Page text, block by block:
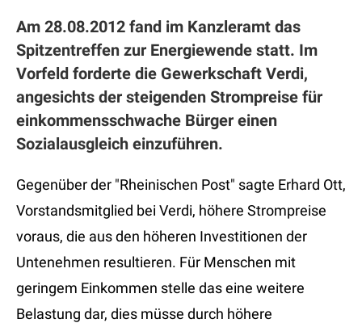
Am 28.08.2012 fand im Kanzleramt das
Spitzentreffen zur Energiewende statt. Im
Vorfeld forderte die Gewerkschaft Verdi,
angesichts der steigenden Strompreise für
einkommensschwache Bürger einen
Sozialausgleich einzuführen.
Gegenüber der "Rheinischen Post" sagte Erhard Ott,
Vorstandsmitglied bei Verdi, höhere Strompreise
voraus, die aus den höheren Investitionen der
Untenehmen resultieren. Für Menschen mit
geringem Einkommen stelle das eine weitere
Belastung dar, dies müsse durch höhere